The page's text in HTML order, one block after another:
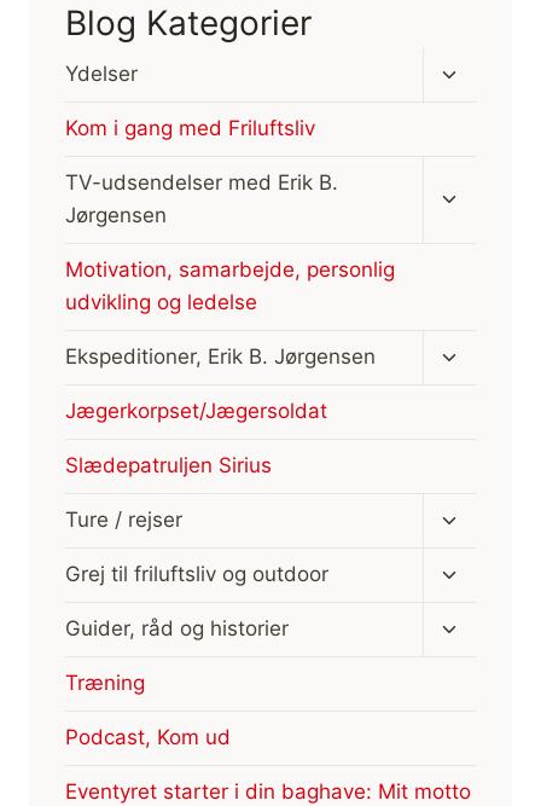
Blog Kategorier
Ydelser
Skift
Kom i gang med Friluftsliv
TV-udsendelser med Erik B.
Jørgensen
Motivation, samarbejde, personlig
udvikling og ledelse
Ekspeditioner, Erik B. Jørgensen
Skift
Jægerkorpset/Jægersoldat
Slædepatruljen Sirius
Ture / rejser
Skift
Grej til friluftsliv og outdoor
Skift
Guider, råd og historier
Skift
Træning
Podcast, Kom ud
Eventyret starter i din baghave: Mit motto